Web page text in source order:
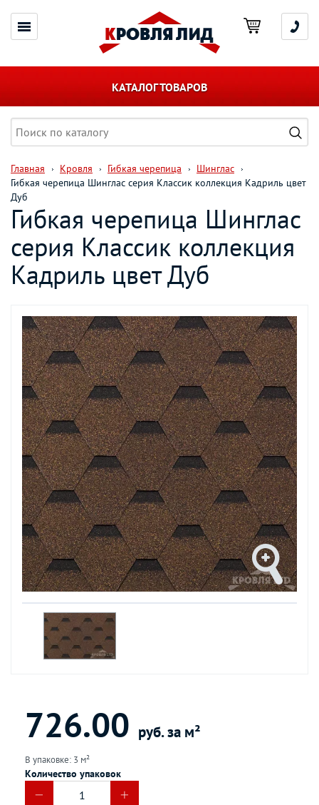
КАТАЛОГ ТОВАРОВ
Главная Кровля Гибкая черепица
Шинглас
Гибкая черепица Шинглас серия Классик коллекция Кадриль цвет
Дуб
Гибкая черепица Шинглас
серия Классик коллекция
Кадриль цвет Дуб
726.00 руб. за м²
В упаковке: 3 м²
Количество упаковок